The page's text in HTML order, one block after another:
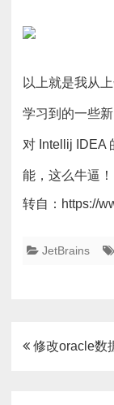
以上就是我从
学习到的一些
对 Intellij IDEA
能，这么牛逼！
转自：https://
JetBrains
文修改oracle数